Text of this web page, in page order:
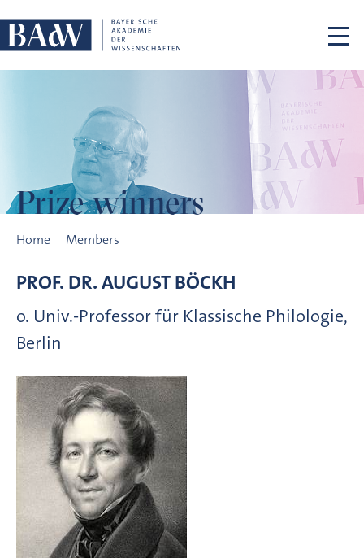
Prize winners
Home Members
PROF. DR.AUGUSTBÖCKH
o. Univ.-Professor für Klassische Philologie,
Berlin